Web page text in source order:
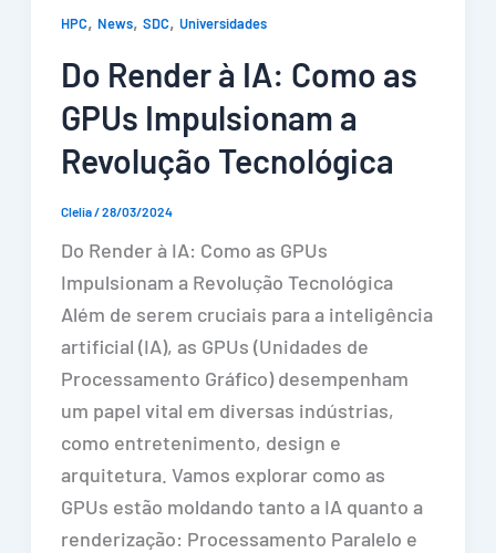
HPC, News, SDC, Universidades
Do Render à IA: Como as
GPUs Impulsionam a
Revolução Tecnológica
Clelia/28/03/2024
Do Render à IA: Como as GPUs
Impulsionam a Revolução Tecnológica
Além de serem cruciais para a inteligência
artificial (IA), as GPUs (Unidades de
Processamento Gráfico) desempenham
um papel vital em diversas indústrias,
como entretenimento, design e
arquitetura. Vamos explorar como as
GPUs estão moldando tanto a IA quanto a
renderização: Processamento Paralelo e